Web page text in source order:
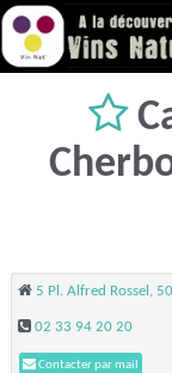
5 Pl. Alfred Rossel,
02 33 94 20 20
Contacter par mail